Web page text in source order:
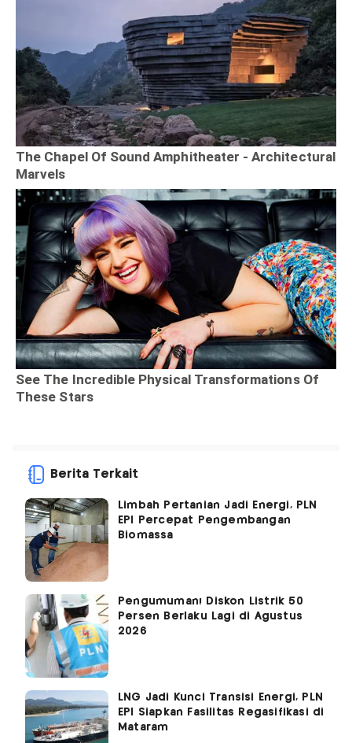
Berita Terkait
Limbah Pertanian Jadi Energi, PLN
EPI Percepat Pengembangan
Biomassa
Pengumuman! Diskon Listrik 50
Persen Berlaku Lagi di Agustus
2026
LNG Jadi Kunci Transisi Energi, PLN
EPI Siapkan Fasilitas Regasifikasi di
Mataram